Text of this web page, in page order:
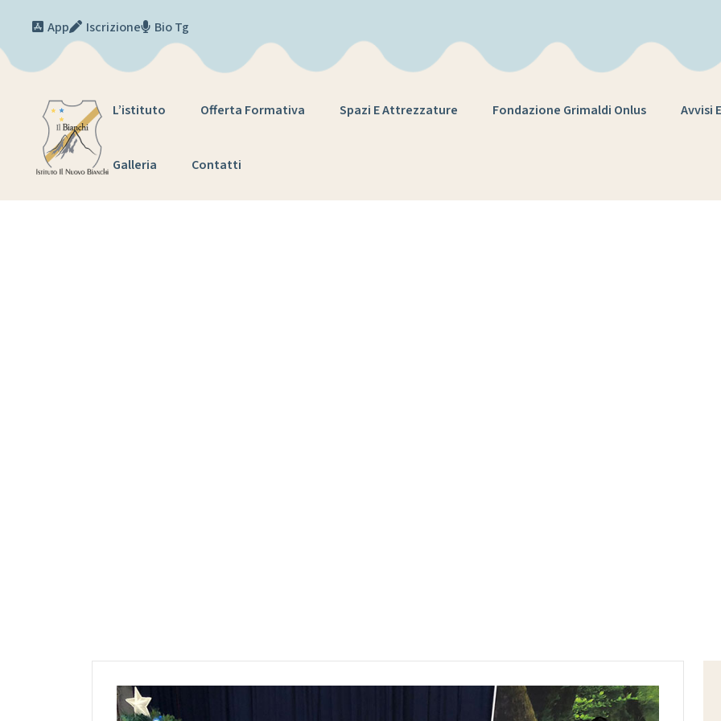
App
Iscrizione Bio Tg
L’istituto Offerta Formativa Spazi E Attrezzature Fondazione Grimaldi Onlus Avvisi
Galleria Contatti